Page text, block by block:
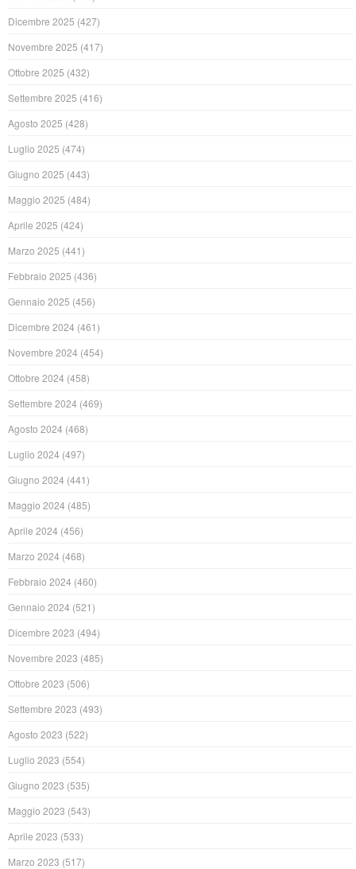
Dicembre 2025 (427)
Novembre 2025 (417)
Ottobre 2025 (432)
Settembre 2025 (416)
Agosto 2025 (428)
Luglio 2025 (474)
Giugno 2025 (443)
Maggio 2025 (484)
Aprile 2025 (424)
Marzo 2025 (441)
Febbraio 2025 (436)
Gennaio 2025 (456)
Dicembre 2024 (461)
Novembre 2024 (454)
Ottobre 2024 (458)
Settembre 2024 (469)
Agosto 2024 (468)
Luglio 2024 (497)
Giugno 2024 (441)
Maggio 2024 (485)
Aprile 2024 (456)
Marzo 2024 (468)
Febbraio 2024 (460)
Gennaio 2024 (521)
Dicembre 2023 (494)
Novembre 2023 (485)
Ottobre 2023 (506)
Settembre 2023 (493)
Agosto 2023 (522)
Luglio 2023 (554)
Giugno 2023 (535)
Maggio 2023 (543)
Aprile 2023 (533)
Marzo 2023 (517)